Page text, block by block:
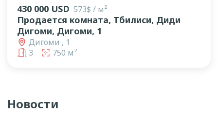
430 000 USD 573$ / м²
Продается комната, Тбилиси, Диди
Дигоми, Дигоми, 1
Дигоми , 1
3
750 м²
Новости